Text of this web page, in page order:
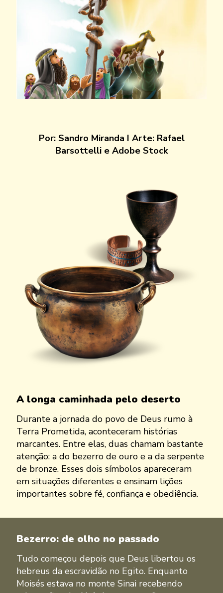
Por: Sandro Miranda I Arte: Rafael
Barsottelli e Adobe Stock
A longa caminhada pelo deserto
Durante a jornada do povo de Deus rumo à
Terra Prometida, aconteceram histórias
marcantes. Entre elas, duas chamam bastante
atenção: a do bezerro de ouro e a da serpente
de bronze. Esses dois símbolos apareceram
em situações diferentes e ensinam lições
importantes sobre fé, confiança e obediência.
Bezerro: de olho no passado
Tudo começou depois que Deus libertou os
hebreus da escravidão no Egito. Enquanto
Moisés estava no monte Sinai recebendo